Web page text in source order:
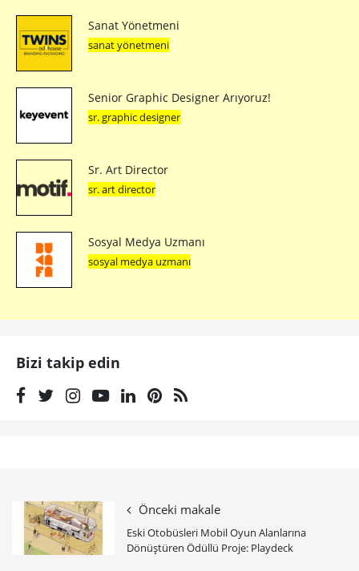
Sanat Yönetmeni
sanat yönetmeni
Senior Graphic Designer Arıyoruz!
sr. graphic designer
Sr. Art Director
sr. art director
Sosyal Medya Uzmanı
sosyal medya uzmanı
Bizi takip edin
Önceki makale
Eski Otobüsleri Mobil Oyun Alanlarına
Dönüştüren Ödüllü Proje: Playdeck